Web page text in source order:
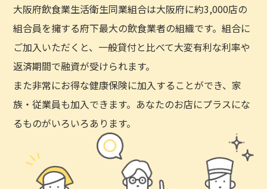
大阪府飲食業生活衛生同業組合は大阪府に約3,000店の
組合員を擁する府下最大の飲食業者の組織です。組合に
ご加入いただくと、一般貸付と比べて大変有利な利率や
返済期間で融資が受けられます。
また非常にお得な健康保険に加入することができ、家
族・従業員も加入できます。あなたのお店にプラスにな
るものがいろいろあります。